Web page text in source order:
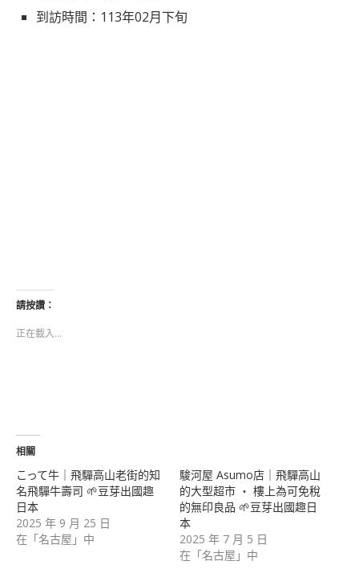
到訪時間：113年02月下旬
請按讚：
正在載入...
相關
こって牛｜飛驒高山老街的知
名飛驒牛壽司 🌱豆芽出國趣
日本
2025 年 9 月 25 日
在「名古屋」中
駿河屋 Asumo店｜飛驒高山
的大型超市 ‧ 樓上為可免稅
的無印良品 🌱豆芽出國趣日
本
2025 年 7 月 5 日
在「名古屋」中